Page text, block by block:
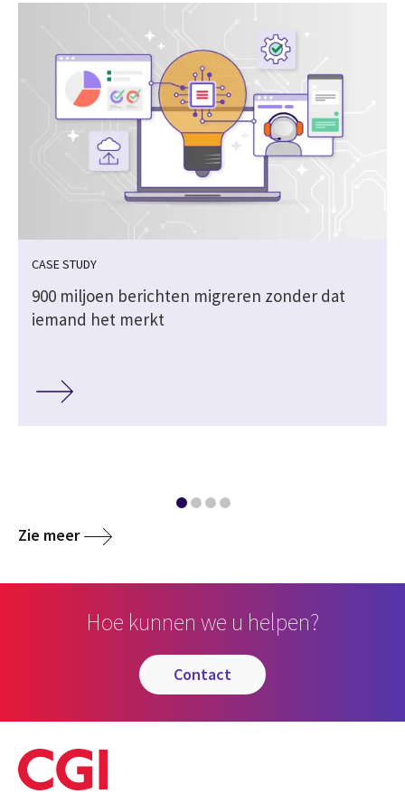
CASE STUDY
900 miljoen berichten migreren zonder dat
iemand het merkt
Zie meer
Hoe kunnen we u helpen?
contact